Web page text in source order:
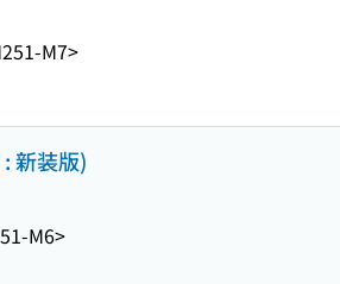
M7>
新装版)
M6>